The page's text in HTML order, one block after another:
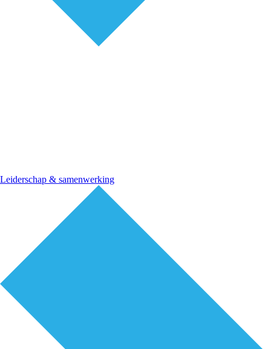
Leiderschap & samenwerking